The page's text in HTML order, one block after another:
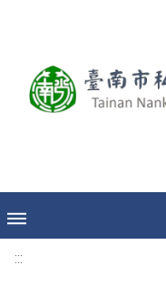
:::